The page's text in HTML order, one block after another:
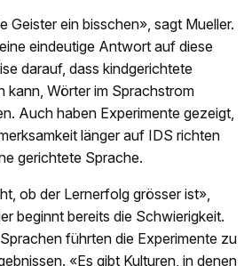
Geister ein bisschen», sagt Mueller.
eindeutige Antwort auf diese
darauf, dass kindgerichtete
kann, Wörter im Sprachstrom
Auch haben Experimente gezeigt,
länger auf IDS richten
gerichtete Sprache.
ob der Lernerfolg grösser ist»,
beginnt bereits die Schwierigkeit.
führten die Experimente zu
«Es gibt Kulturen, in denen